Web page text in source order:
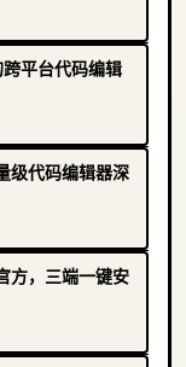
平台代码编辑
级代码编辑器深
方，三端一键安